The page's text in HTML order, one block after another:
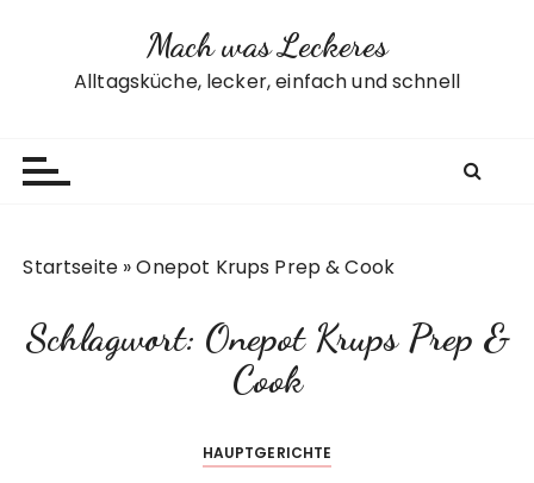
Mach was Leckeres
Alltagsküche, lecker, einfach und schnell
Startseite »Onepot Krups Prep & Cook
Schlagwort: Onepot Krups Prep &
Cook
HAUPTGERICHTE